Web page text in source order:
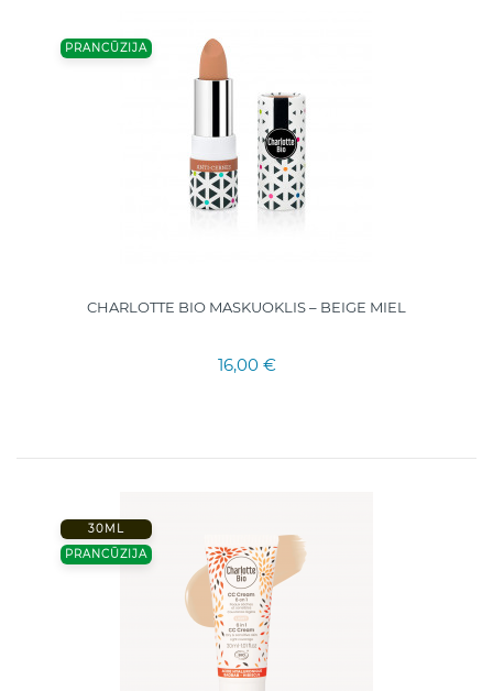
PRANCŪZIJA
CHARLOTTE BIO MASKUOKLIS – BEIGE MIEL
16,00 €
30ML
PRANCŪZIJA